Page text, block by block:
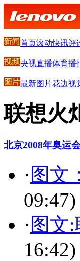
首页滚动快讯评
央视直播体育播
最新图片花边视
联想火
北京2008年奥运
· 图文
09:47)
· 图文
16:42)